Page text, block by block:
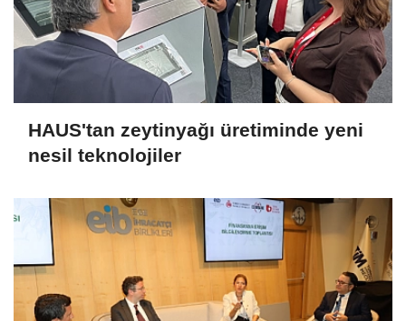
HAUS'tan zeytinyağı üretiminde yeni
nesil teknolojiler